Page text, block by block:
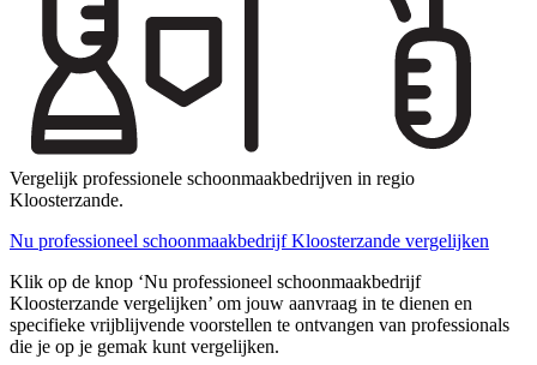
Vergelijk professionele schoonmaakbedrijven in regio
Kloosterzande.
Nu professioneel schoonmaakbedrijf Kloosterzande vergelijken
Klik op de knop ‘Nu professioneel schoonmaakbedrijf
Kloosterzande vergelijken’ om jouw aanvraag in te dienen en
specifieke vrijblijvende voorstellen te ontvangen van professionals
die je op je gemak kunt vergelijken.